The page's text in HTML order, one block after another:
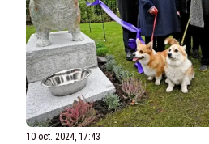
10 oct. 2024, 17:43